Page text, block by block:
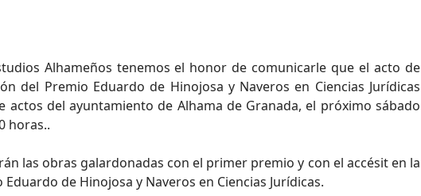
Alhameños tenemos el honor de comunicarle que el acto de
del Premio Eduardo de Hinojosa y Naveros en Ciencias Jurídicas
actos del ayuntamiento de Alhama de Granada, el próximo sábado
horas..
las obras galardonadas con el primer premio y con el accésit en la
de Hinojosa y Naveros en Ciencias Jurídicas.